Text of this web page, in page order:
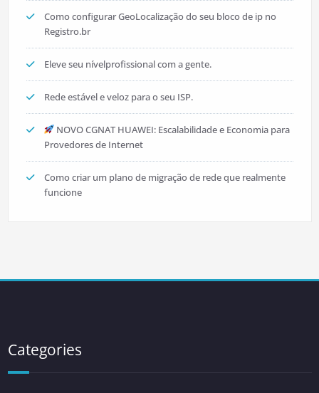
Como configurar GeoLocalização do seu bloco de ip no
Registro.br
Eleve seu nívelprofissional com a gente.
Rede estável e veloz para o seu ISP.
NOVO CGNAT HUAWEI: Escalabilidade e Economia para
Provedores de Internet
Como criar um plano de migração de rede que realmente
funcione
Categories